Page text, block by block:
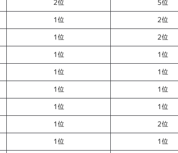
2位 5位
1位 2位
1位 2位
1位 1位
1位 1位
1位 1位
1位 1位
1位 2位
1位 1位